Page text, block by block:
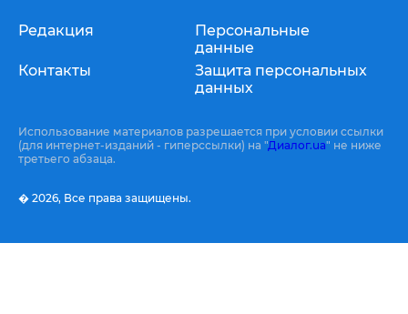
Редакция
Контакты
Персональные
данные
Защита персональных
данных
Использование материалов разрешается при условии ссылки
(для интернет-изданий - гиперссылки) на "Диалог.ua" не ниже
третьего абзаца.
� 2026, Все права защищены.